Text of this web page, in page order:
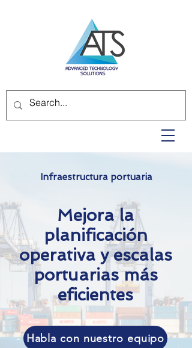
Infraestructura portuaria
Mejora la
planificación
operativa y escalas
portuarias más
eficientes
Habla con nuestro equipo